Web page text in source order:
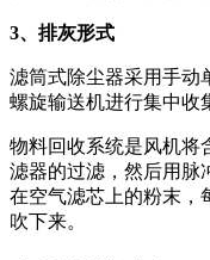
3、排灰形式
滤筒式除尘器采用手动
螺旋输送机进行集中收
物料回收系统是风机将
滤器的过滤，然后用脉
在空气滤芯上的粉末，
吹下来。